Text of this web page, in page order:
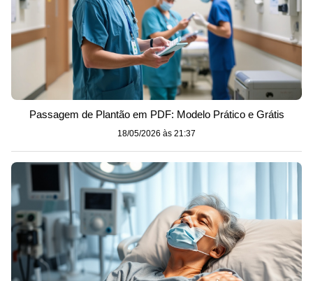
Passagem de Plantão em PDF: Modelo Prático e Grátis
18/05/2026 às 21:37